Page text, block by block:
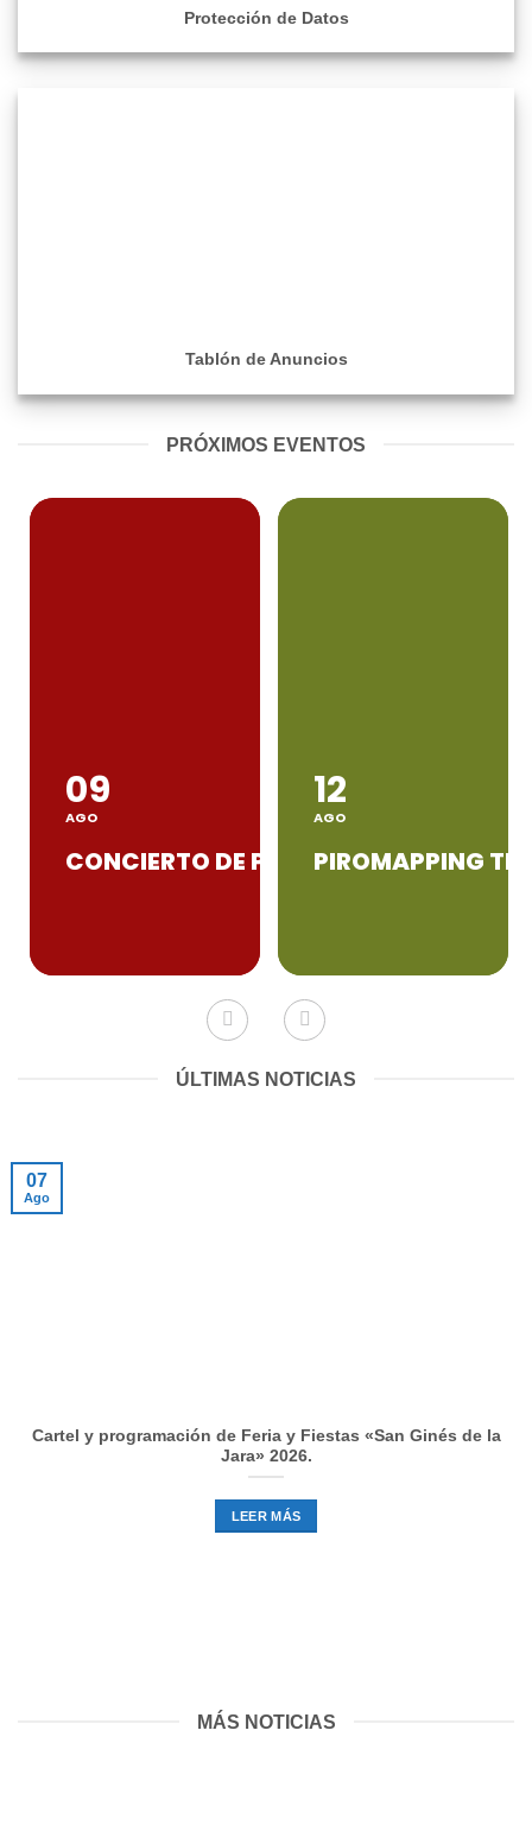
Protección de Datos
Tablón de Anuncios
PRÓXIMOS EVENTOS
I TALLER DE BANDA
09
AGO
CONCIERTO DE PASODOBLES
12
AGO
PIROMAPPING
ÚLTIMAS NOTICIAS
Cartel y programación de Feria y Fiestas «San Ginés de la
Jara» 2026.
LEER MÁS
07
Ago
MÁS NOTICIAS